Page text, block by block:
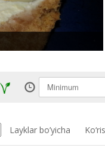
Layklar bo’yicha